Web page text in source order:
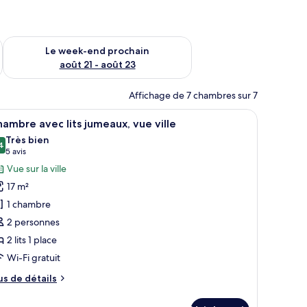
août 14 - août 16
Le week-end prochain
août 21 - août 23
Vérifier la disponibilité pour le week-end prochain août 21 -
Affichage de 7 chambres sur 7
bureau, d’une chaise, d’une lampe, d’une bouteille d’eau et d’une
:
Une chambre d’hôtel avec deux lits, un
30 avec lits jumeaux, vue ville
sur 10
Très bien
5 avis
(5 avis)
Vue sur la ville
17 m²
1 chambre
2 personnes
2 lits 1 place
Wi-Fi gratuit
de détails